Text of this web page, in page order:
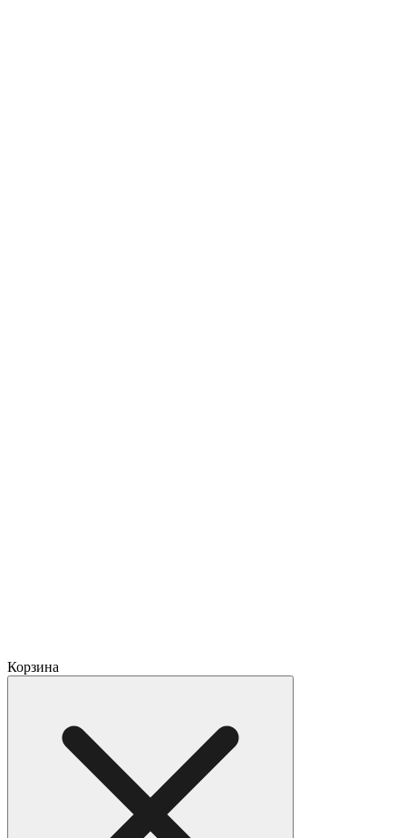
Корзина